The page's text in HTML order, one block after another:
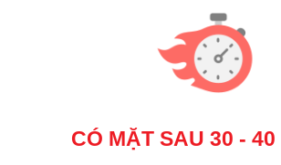
CÓ MẶT SAU 30 - 40